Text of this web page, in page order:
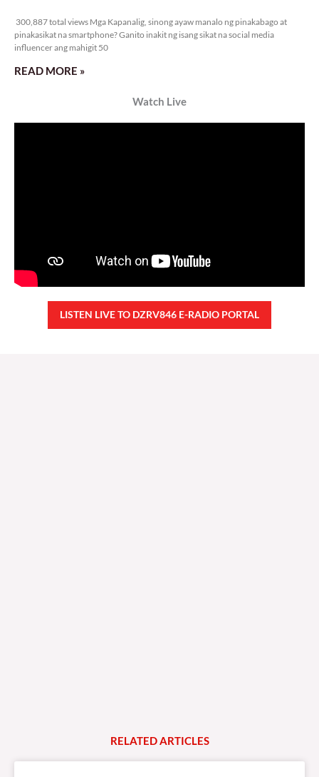
300,887 total views Mga Kapanalig, sinong ayaw manalo ng pinakabago at
pinakasikat na smartphone? Ganito inakit ng isang sikat na social media
influencer ang mahigit 50
READ MORE »
Watch Live
LISTEN LIVE TO DZRV846 E-RADIO PORTAL
RELATEDARTICLES